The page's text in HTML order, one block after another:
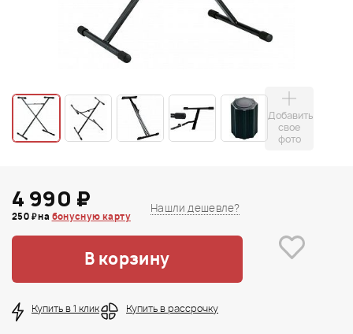
Добавить
свое
фото
4 990 ₽
250 ₽ на бонусную карту
Нашли дешевле?
В корзину
Купить в 1 клик Купить в рассрочку